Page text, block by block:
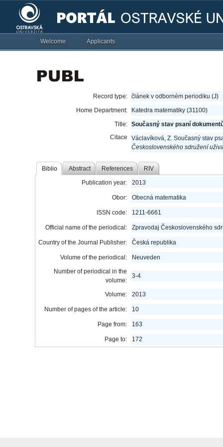
Welcome Applicants
Record type: článek v odborném periodiku (J)
Home Department:
Katedra matematiky (31100)
Title: Současný stav psaní
Citace
Václavíková, Z. Současný stav
Československého sdružení
Biblio Abstract References RIV
Publication year: 2013
Obor: Obecná matematika
ISSN code: 1211-6661
Official name of the periodical: Zpravodaj Československého
Country of the Journal Publisher: Česká republika
Volume of the periodical:
Neuveden
Number of periodical in the
volume:
3-4
Volume: 2013
Number of pages of the article: 10
Page from: 163
Page to: 172